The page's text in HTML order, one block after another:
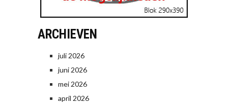
ARCHIEVEN
juli 2026
juni 2026
mei 2026
april 2026